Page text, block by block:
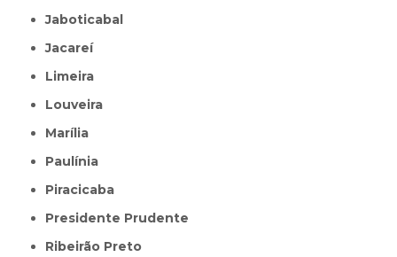
Jaboticabal
Jacareí
Limeira
Louveira
Marília
Paulínia
Piracicaba
Presidente Prudente
Ribeirão Preto